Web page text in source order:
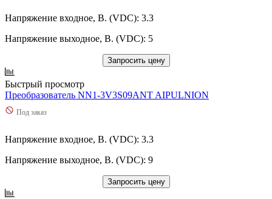
Напряжение входное, В. (VDC): 3.3
Напряжение выходное, В. (VDC): 5
Запросить цену
Быстрый просмотр
Преобразователь NN1-3V3S09ANT AIPULNION
Под заказ
Напряжение входное, В. (VDC): 3.3
Напряжение выходное, В. (VDC): 9
Запросить цену